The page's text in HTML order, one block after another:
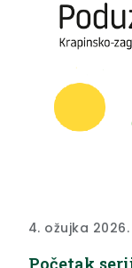
4. ožujka 2026.